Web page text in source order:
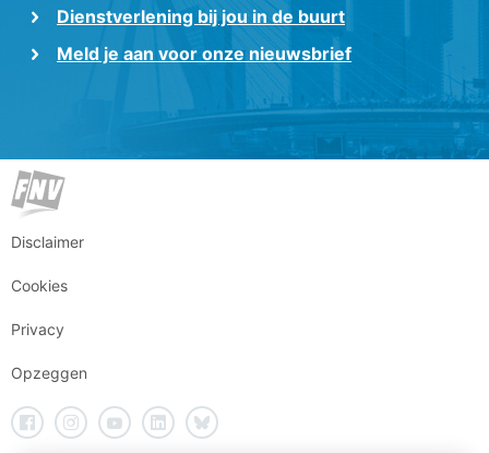
Dienstverlening bij jou in de buurt
Meld je aan voor onze nieuwsbrief
Disclaimer
Cookies
Privacy
Opzeggen